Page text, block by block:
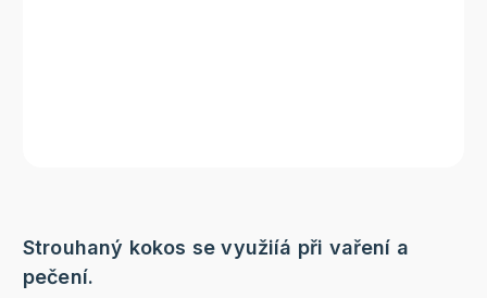
Strouhaný kokos se využiíá při vaření a
pečení.